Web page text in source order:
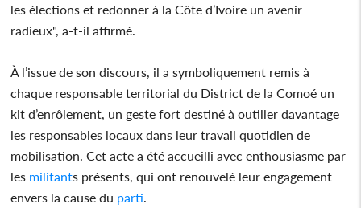
les élections et redonner à la Côte d’Ivoire un avenir
radieux", a-t-il affirmé.
À l’issue de son discours, il a symboliquement remis à
chaque responsable territorial du District de la Comoé un
kit d’enrôlement, un geste fort destiné à outiller davantage
les responsables locaux dans leur travail quotidien de
mobilisation. Cet acte a été accueilli avec enthousiasme par
les militants présents, qui ont renouvelé leur engagement
envers la cause du parti.